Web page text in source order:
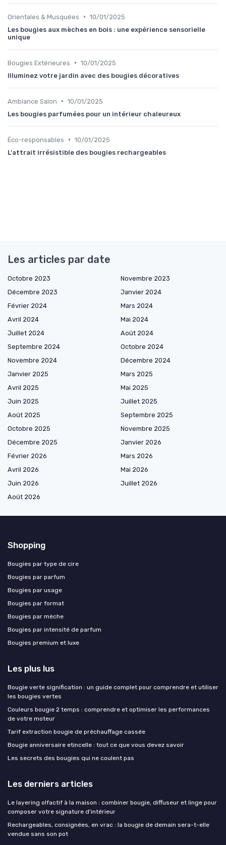
Orientales & Musquées • 10/01/2025
Les bougies aux mèches en bois : une expérience sensorielle
unique
Bougies Extérieures • 10/01/2025
Illuminez votre jardin avec des bougies décoratives
Ambiance Salon • 10/01/2025
Les bougies parfumées pour un intérieur chaleureux
Éco-responsables • 10/01/2025
L'attrait irrésistible des bougies rechargeables
Les articles par date
Octobre 2023
Novembre 2023
Décembre 2023
Janvier 2024
Février 2024
Mars 2024
Avril 2024
Mai 2024
Juillet 2024
Août 2024
Septembre 2024
Octobre 2024
Novembre 2024
Décembre 2024
Janvier 2025
Mars 2025
Avril 2025
Mai 2025
Juin 2025
Juillet 2025
Août 2025
Septembre 2025
Octobre 2025
Novembre 2025
Décembre 2025
Janvier 2026
Février 2026
Mars 2026
Avril 2026
Mai 2026
Juin 2026
Juillet 2026
Août 2026
Shopping
Bougies par type de cire
Bougies par parfum
Bougies par usage
Bougies par format
Bougies par mèche
Bougies par intensité de parfum
Bougies premium et luxe
Les plus lus
Bougie verte signification : un guide complet pour comprendre et utiliser
les bougies vertes
Couleurs bougie 2 temps : comprendre et optimiser les performances
de votre moteur
Tarif extraction bougie de préchauffage cassée
Bougie anniversaire etincelle : tout ce que vous devez savoir
Les secrets des bougies qui ne coulent pas
Les derniers articles
Le layering olfactif à la maison : combiner bougie, diffuseur et linge pour
composer votre signature d'intérieur
Rechargeables, consignées, en vrac : la bougie de demain sera-t-elle
vendue sans son pot